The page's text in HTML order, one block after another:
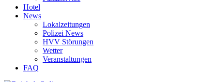
Hotel
News
Lokalzeitungen
Polizei News
HVV Störungen
Wetter
Veranstaltungen
FAQ